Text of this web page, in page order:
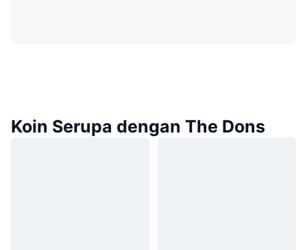
Koin Serupa dengan The Dons